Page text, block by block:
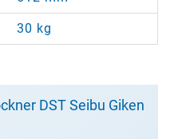
30 kg
DST Seibu Giken